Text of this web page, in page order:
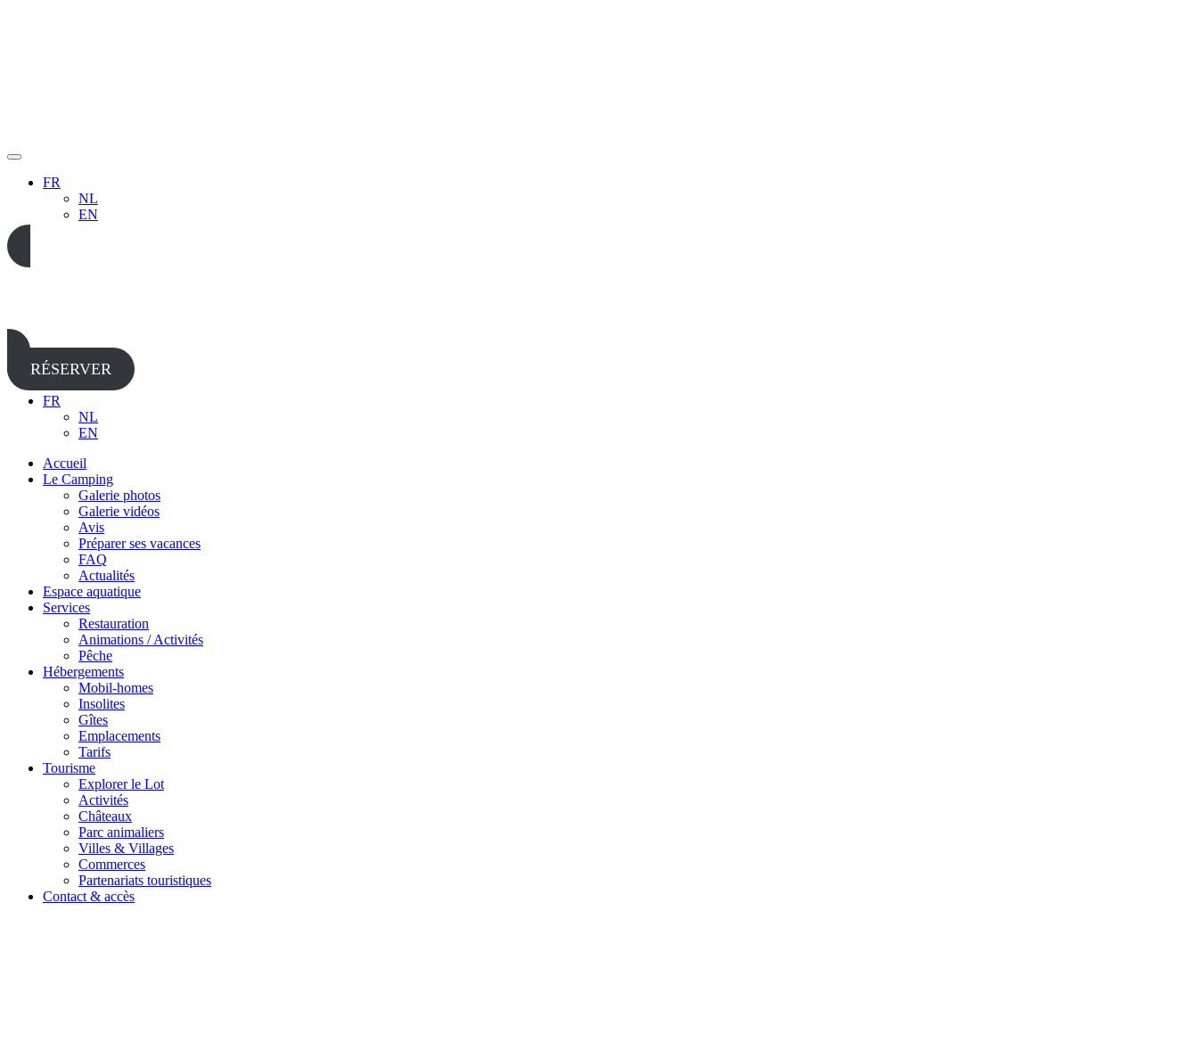
FR
NL
EN
RÉSERVER
FR
NL
EN
Accueil
Le Camping
Galerie photos
Galerie vidéos
Avis
Préparer ses vacances
FAQ
Actualités
Espace aquatique
Services
Restauration
Animations / Activités
Pêche
Hébergements
Mobil-homes
Insolites
Gîtes
Emplacements
Tarifs
Tourisme
Explorer le Lot
Activités
Châteaux
Parc animaliers
Villes & Villages
Commerces
Partenariats touristiques
Contact & accès